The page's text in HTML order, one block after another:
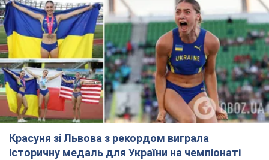
Красуня зі Львова з рекордом виграла
історичну медаль для України на чемпіонаті